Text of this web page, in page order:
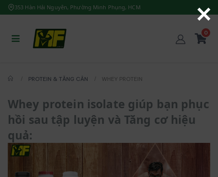
353 Hàn Hải Nguyên, Phường Minh Phụng, HCM
0
PROTEIN & TĂNG CÂN WHEY PROTEIN
Whey protein isolate giúp bạn phục
hồi sau tập luyện và Tăng cơ hiệu
quả: